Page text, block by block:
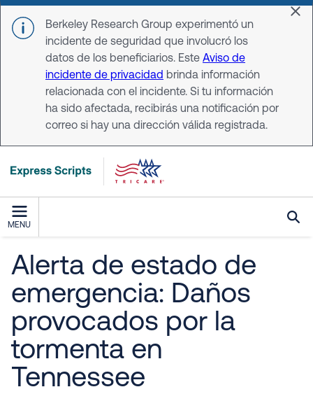
Skip to main content
Berkeley Research Group experimentó un
incidente de seguridad que involucró los
datos de los beneficiarios. Este Aviso de
incidente de privacidad brinda información
relacionada con el incidente. Si tu información
ha sido afectada, recibirás una notificación por
correo si hay una dirección válida registrada.
MENU
Alerta de estado de
emergencia: Daños
provocados por la
tormenta en
Tennessee